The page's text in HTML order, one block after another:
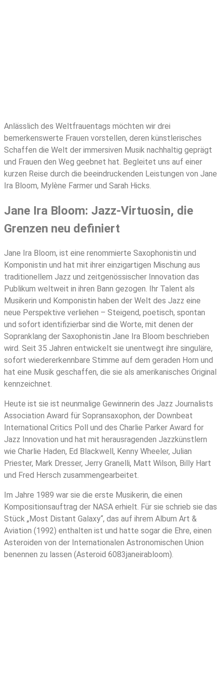
Anlässlich des Weltfrauentags möchten wir drei
bemerkenswerte Frauen vorstellen, deren künstlerisches
Schaffen die Welt der immersiven Musik nachhaltig geprägt
und Frauen den Weg geebnet hat. Begleitet uns auf einer
kurzen Reise durch die beeindruckenden Leistungen von Jane
Ira Bloom, Mylène Farmer und Sarah Hicks.
Jane Ira Bloom: Jazz-Virtuosin, die
Grenzen neu definiert
Jane Ira Bloom, ist eine renommierte Saxophonistin und
Komponistin und hat mit ihrer einzigartigen Mischung aus
traditionellem Jazz und zeitgenössischer Innovation das
Publikum weltweit in ihren Bann gezogen. Ihr Talent als
Musikerin und Komponistin haben der Welt des Jazz eine
neue Perspektive verliehen – Steigend, poetisch, spontan
und sofort identifizierbar sind die Worte, mit denen der
Sopranklang der Saxophonistin Jane Ira Bloom beschrieben
wird. Seit 35 Jahren entwickelt sie unentwegt ihre singuläre,
sofort wiedererkennbare Stimme auf dem geraden Horn und
hat eine Musik geschaffen, die sie als amerikanisches Original
kennzeichnet.
Heute ist sie ist neunmalige Gewinnerin des Jazz Journalists
Association Award für Sopransaxophon, der Downbeat
International Critics Poll und des Charlie Parker Award for
Jazz Innovation und hat mit herausragenden Jazzkünstlern
wie Charlie Haden, Ed Blackwell, Kenny Wheeler, Julian
Priester, Mark Dresser, Jerry Granelli, Matt Wilson, Billy Hart
und Fred Hersch zusammengearbeitet.
Im Jahre 1989 war sie die erste Musikerin, die einen
Kompositionsauftrag der NASA erhielt. Für sie schrieb sie das
Stück „Most Distant Galaxy“, das auf ihrem Album Art &
Aviation (1992) enthalten ist und hatte sogar die Ehre, einen
Asteroiden von der Internationalen Astronomischen Union
benennen zu lassen (Asteroid 6083janeirabloom).